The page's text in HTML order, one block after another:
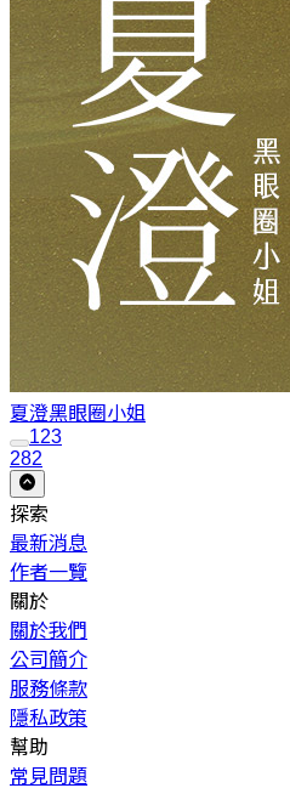
夏澄黑眼圈小姐
123
282
探索
最新消息
作者一覽
關於
關於我們
公司簡介
服務條款
隱私政策
幫助
常見問題